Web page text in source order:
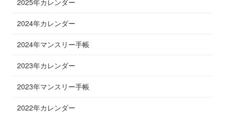
2025年カレンダー
2024年カレンダー
2024年マンスリー手帳
2023年カレンダー
2023年マンスリー手帳
2022年カレンダー